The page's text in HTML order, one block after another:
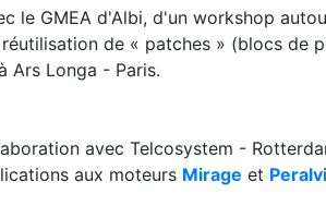
le GMEA d'Albi, d'un workshop
de « patches » (blocs de
Ars Longa - Paris.
avec Telcosystem -
aux moteurs Mirage et